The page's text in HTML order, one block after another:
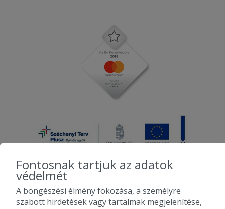
2010-2026 Copyright - Falatozz.hu - Diston-line Kft.
Fontosnak tartjuk az adatok
védelmét
A böngészési élmény fokozása, a személyre
szabott hirdetések vagy tartalmak megjelenítése,